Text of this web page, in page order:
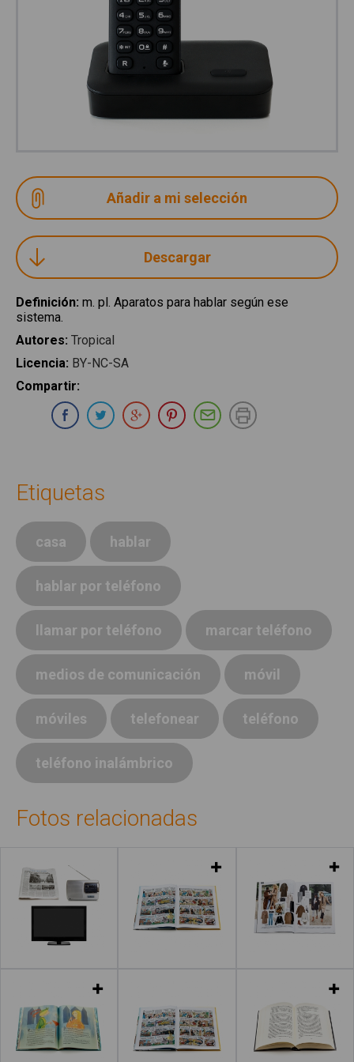
Descargar
Definición: m. pl. Aparatos para hablar según ese
sistema.
Autores: Tropical
Licencia: BY-NC-SA
Compartir:
Compartir en Whatsapp
Compartir en Facebook
Compartir en Twitter
Compartir en Google Plus
Compartir en Pinterest
Compartir por E-
Etiquetas
casa hablar
hablar por teléfono
llamar por teléfono marcar teléfono
medios de comunicación móvil
móviles telefonear teléfono
teléfono inalámbrico
Fotos relacionadas